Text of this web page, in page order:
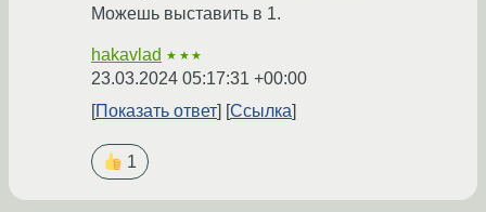
Можешь выставить в 1.
hakavlad ★★★
23.03.2024 05:17:31 +00:00
Показать ответ
Ссылка
1